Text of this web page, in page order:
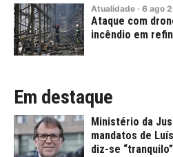
Atualidade · 6 ago
Ataque com
incêndio em
Em destaque
Ministério da
mandatos de
diz-se “tranquilo”